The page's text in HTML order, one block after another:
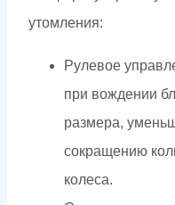
утомления:
Рулевое
при вождении
размера,
сокращению
колеса.